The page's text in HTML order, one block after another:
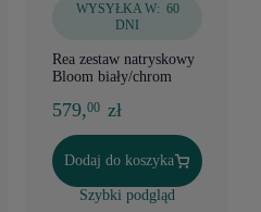
WYSYŁKA W: 60
DNI
Rea zestaw natryskowy
Bloom biały/chrom
579,00 zł
Dodaj do koszyka
Szybki podgląd